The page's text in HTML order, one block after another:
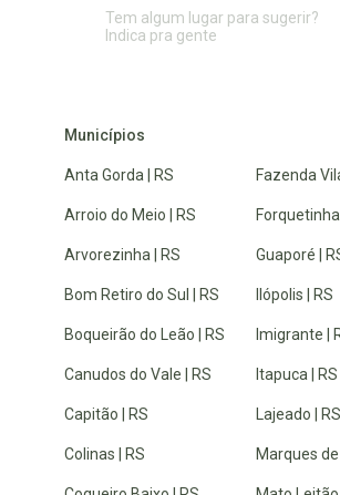
Tem algum lugar para sugerir?
Indica pra gente
Municípios
Anta Gorda | RS
Arroio do Meio | RS
Arvorezinha | RS
Bom Retiro do Sul | RS
Boqueirão do Leão | RS
Canudos do Vale | RS
Capitão | RS
Colinas | RS
Fazenda
Forquetinha
Guaporé |
Ilópolis | RS
Imigrante |
Itapuca | RS
Lajeado | RS
Marques